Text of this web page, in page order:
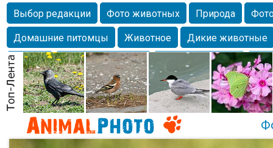
Выбор редакции Фото животных Природа
Домашние питомцы
Животное
Дикие животные
Собаки
Alexanderandronik Млекопитающие
Морда
Собачка Осень Портрет
Домашние
Насекомое
Коты Lebert Дикие птицы Утка